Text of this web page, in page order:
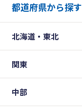
都道府県から探す
北海道・東北
関東
中部